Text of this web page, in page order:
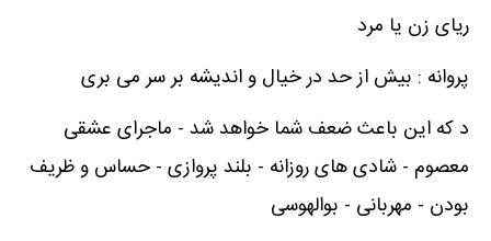
ریای زن یا مرد
پروانه : بیش از حد در خیال و اندیشه بر سر می بری
د که این باعث ضعف شما خواهد شد - ماجرای عشقی
معصوم - شادی های روزانه - بلند پروازی - حساس و ظریف
بودن - مهربانی - بوالهوسی